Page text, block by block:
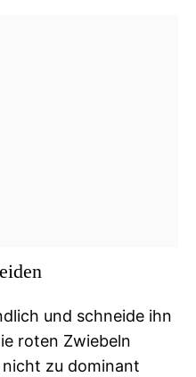
und schneide ihn
roten Zwiebeln
zu dominant